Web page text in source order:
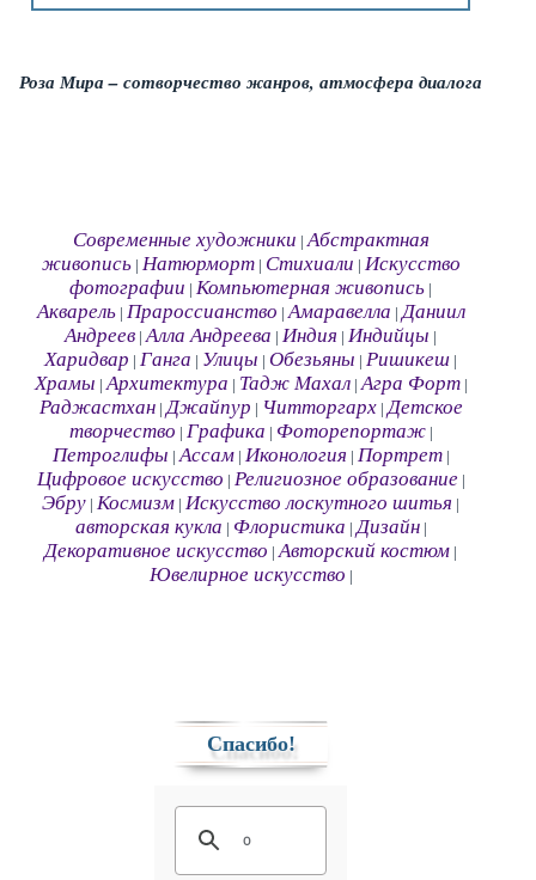
Роза Мира – сотворчество жанров, атмосфера диалога
Современные художники |Абстрактная
живопись| Натюрморт| Стихиали Искусство
фотографии |Компьютерная живопись
Акварель| Прароссианство |Амаравелла |Даниил
Андреев |Алла Андреева |Индия |Индийцы
Харидвар |Ганга Улицы |Обезьяны |Ришикеш
Храмы |Архитектура Тадж Махал|Агра Форт|
Раджастхан|Джайпур Читторгарх|Детское
творчество Графика Фоторепортаж|
Петроглифы |Ассам| Иконология Портрет|
Цифровое искусство Религиозное образование|
Эбру |Космизм |Искусство лоскутного шитья
авторская кукла Флористика |Дизайн|
Декоративное искусство |Авторский костюм
Ювелирное искусство
Спасибо!